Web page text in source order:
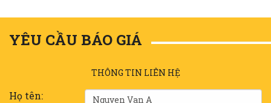
YÊU CẦU BÁO GIÁ
THÔNG TIN LIÊN HỆ
Họ tên: